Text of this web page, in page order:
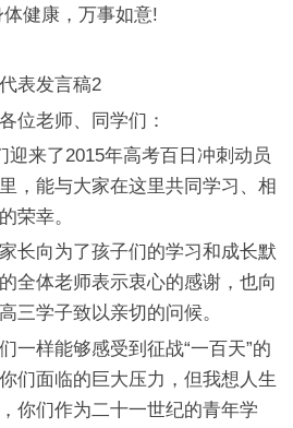
健康，万事如意!
表发言稿2
位老师、同学们：
迎来了2015年高考百日冲刺动员
，能与大家在这里共同学习、相
荣幸。
长向为了孩子们的学习和成长默
全体老师表示衷心的感谢，也向
三学子致以亲切的问候。
一样能够感受到征战“一百天”的
们面临的巨大压力，但我想人生
你们作为二十一世纪的青年学